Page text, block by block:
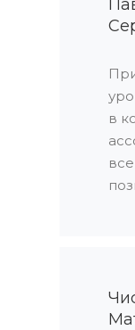
в
Вы